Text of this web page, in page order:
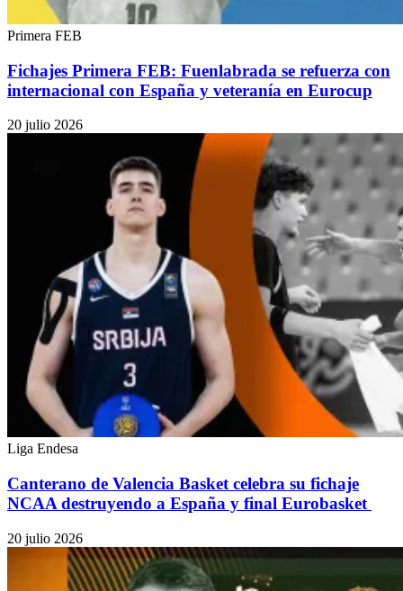
Primera FEB
Fichajes Primera FEB: Fuenlabrada se refuerza con
internacional con España y veteranía en Eurocup
20 julio 2026
Liga Endesa
Canterano de Valencia Basket celebra su fichaje
NCAA destruyendo a España y final Eurobasket
20 julio 2026